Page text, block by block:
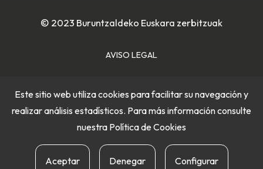
© 2023 Buruntzaldeko Euskara zerbitzuak
AVISO LEGAL
POLÍTICA DE PRIVACIDAD
Este sitio web utiliza cookies para facilitar su navegación y
realizar análisis estadísticos. Para más información consulte
nuestra Política de Cookies
Aceptar Denegar Configurar